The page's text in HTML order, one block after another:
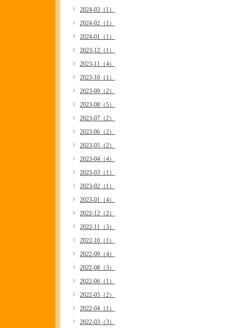
2024-03（1）
2024-02（1）
2024-01（1）
2023-12（1）
2023-11（4）
2023-10（1）
2023-09（2）
2023-08（5）
2023-07（2）
2023-06（2）
2023-05（2）
2023-04（4）
2023-03（1）
2023-02（1）
2023-01（4）
2022-12（2）
2022-11（3）
2022-10（1）
2022-09（4）
2022-08（3）
2022-06（1）
2022-05（2）
2022-04（1）
2022-03（3）